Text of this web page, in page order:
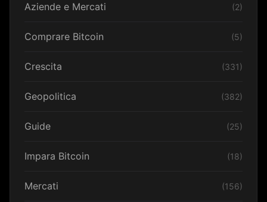
Aziende e Mercati (2)
Comprare Bitcoin (5)
Crescita (331)
Geopolitica (382)
Guide (25)
Impara Bitcoin (18)
Mercati (156)